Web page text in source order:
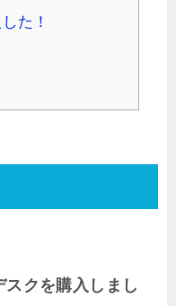
た！
クを購入しまし